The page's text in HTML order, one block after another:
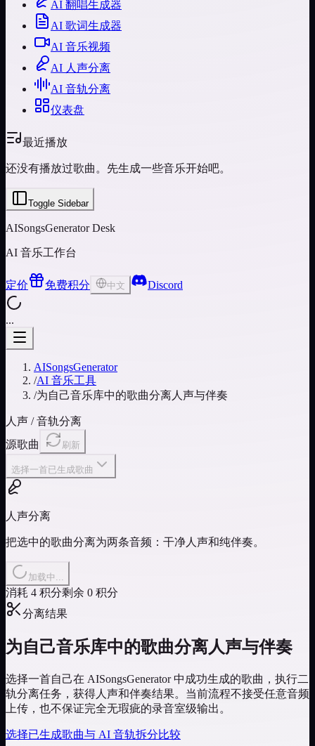
AI 翻唱生成器
AI 歌词生成器
AI 音乐视频
AI 人声分离
AI 音轨分离
仪表盘
最近播放
还没有播放过歌曲。先生成一些音乐开始吧。
Toggle Sidebar
AISongsGenerator Desk
AI 音乐工作台
定价 免费积分 中文 Discord
...
AISongsGenerator
/AI 音乐工具
/为自己音乐库中的歌曲分离人声与伴奏
人声 / 音轨分离
源歌曲
刷新
选择一首已生成歌曲
人声分离
把选中的歌曲分离为两条音频：干净人声和纯伴奏。
加载中...
消耗 4 积分剩余 0 积分
分离结果
为自己音乐库中的歌曲分离人声与伴奏
选择一首自己在 AISongsGenerator 中成功生成的歌曲，执行二
轨分离任务，获得人声和伴奏结果。当前流程不接受任意音频
上传，也不保证完全无瑕疵的录音室级输出。
选择已生成歌曲与 AI 音轨拆分比较